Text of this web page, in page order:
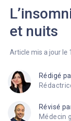
et nuits
Article mis a jour le
Rédigé
Révisé
Médecin